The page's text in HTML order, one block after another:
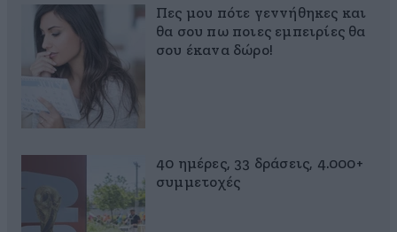
Πες μου πότε γεννήθηκες και
θα σου πω ποιες εμπειρίες θα
σου έκανα δώρο!
40 ημέρες, 33 δράσεις, 4.000+
συμμετοχές